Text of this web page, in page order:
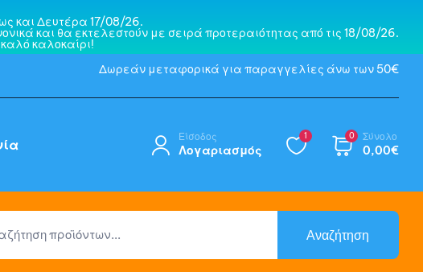
και Δευτέρα 17/08/26.
και θα εκτελεστούν με σειρά προτεραιότητας από τις 18/08/26.
καλοκαίρι!
Δωρεάν μεταφορικά για παραγγελίες άνω των 50€
Είσοδος
Λογαριασμός
1 0 Σύνολο
0,00€
Αναζήτηση